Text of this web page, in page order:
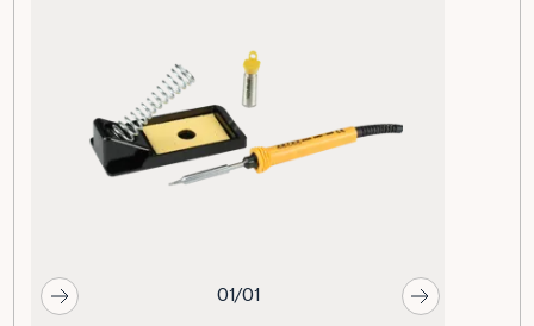
01/01